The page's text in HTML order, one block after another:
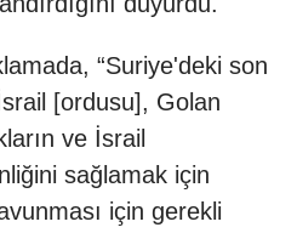
“Suriye'deki son
[ordusu], Golan
ve İsrail
sağlamak için
için gerekli